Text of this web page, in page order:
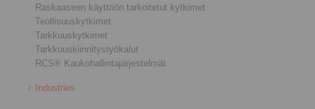
Raskaaseen käyttöön tarkoitetut kytkimet
Teollisuuskytkimet
Tarkkuuskytkimet
Tarkkuuskiinnitystyökalut
RCS® Kaukohallintajärjestelmät
Industries